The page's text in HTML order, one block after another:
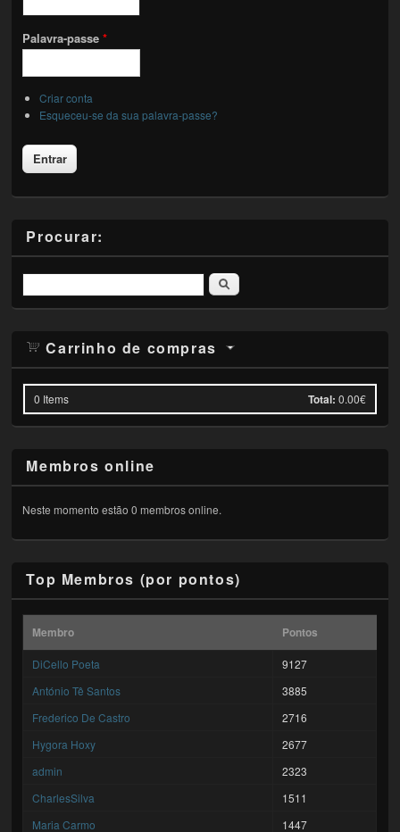
Palavra-passe*
Criar conta
Esqueceu-se da sua palavra-passe?
Procurar:
Pesquisar
Carrinho de compras
0 Items Total: 0.00€
Membros online
Neste momento estão 0 membros online.
Top Membros (por pontos)
Membro Pontos
DiCello Poeta
9127
António Tê Santos
3885
Frederico De Castro
2716
Hygora Hoxy
2677
admin
2323
CharlesSilva
1511
Maria Carmo
1447